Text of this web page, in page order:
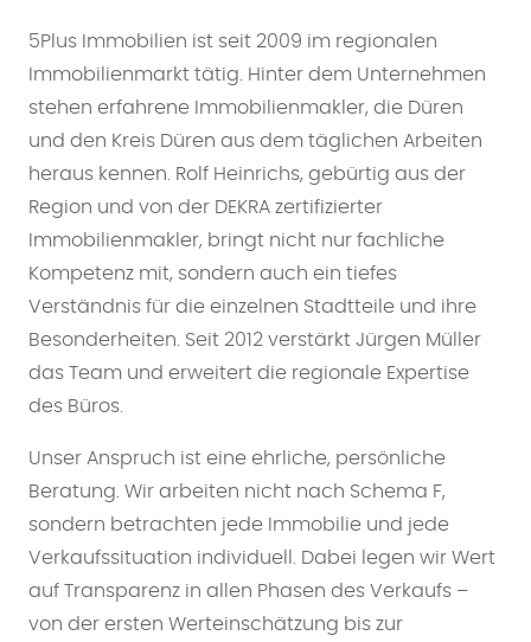
5Plus Immobilien ist seit 2009 im regionalen
Immobilienmarkt tätig. Hinter dem Unternehmen
stehen erfahrene Immobilienmakler, die Düren
und den Kreis Düren aus dem täglichen Arbeiten
heraus kennen. Rolf Heinrichs, gebürtig aus der
Region und von der DEKRA zertifizierter
Immobilienmakler, bringt nicht nur fachliche
Kompetenz mit, sondern auch ein tiefes
Verständnis für die einzelnen Stadtteile und ihre
Besonderheiten. Seit 2012 verstärkt Jürgen Müller
das Team und erweitert die regionale Expertise
des Büros.
Unser Anspruch ist eine ehrliche, persönliche
Beratung. Wir arbeiten nicht nach Schema F,
sondern betrachten jede Immobilie und jede
Verkaufssituation individuell. Dabei legen wir Wert
auf Transparenz in allen Phasen des Verkaufs –
von der ersten Werteinschätzung bis zur